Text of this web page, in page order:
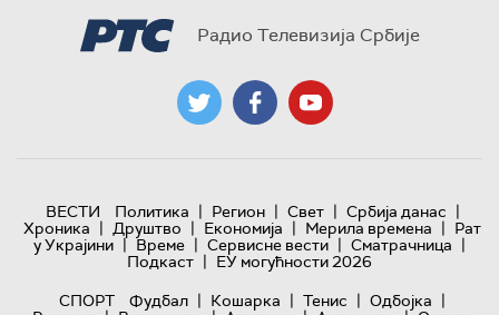
Радио Телевизија Србије
ВЕСТИ Политика | Регион | Свет | Србија данас |
Хроника | Друштво | Економија | Мерила времена | Рат
у Украјини | Време | Сервисне вести | Сматрачница |
Подкаст | ЕУ могућности 2026
СПОРТ
Фудбал | Кошарка | Тенис | Одбојка |